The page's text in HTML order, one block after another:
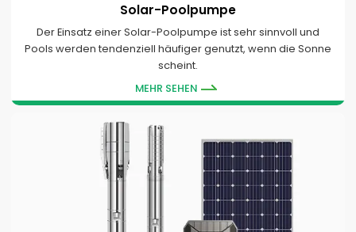
Solar-Poolpumpe
Der Einsatz einer Solar-Poolpumpe ist sehr sinnvoll und
Pools werden tendenziell häufiger genutzt, wenn die Sonne
scheint.
MEHR SEHEN